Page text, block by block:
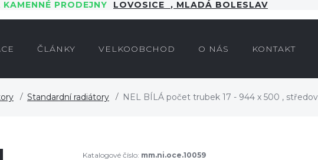
PRODEJNY LOVOSICE , MLADÁ BOLESLAV
ČLÁNKY VELKOOBCHOD O NÁS KONTAKT
Standardní radiátory NEL BÍLÁ počet trubek 17 - 944 x 500 ,
Katalogové číslo: mm.ni.oce.10059